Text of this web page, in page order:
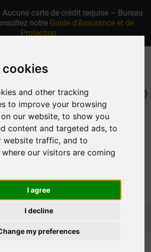
Aucune carte de crédit requise – Bureau
notre Guide d’Assurance et de
Protection
4.9/5 étoiles sur Google
Ma Réservation
Location de Voitures à Rhodes Voitures
cookies
and other tracking
to improve your browsing
our website, to show you
content and targeted ads, to
website traffic, and to
where our visitors are coming
I agree
I decline
my preferences